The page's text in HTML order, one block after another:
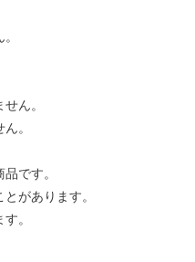
ん。
。
です。
があります。
。